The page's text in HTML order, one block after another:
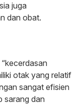
juga
dan obat.
otak yang relatif
sangat efisien
sarang dan